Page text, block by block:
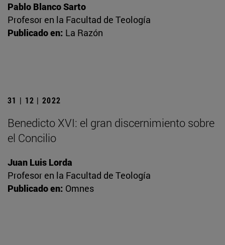
Pablo Blanco Sarto
Profesor en la Facultad de Teología
Publicado en: La Razón
31 | 12 | 2022
Benedicto XVI: el gran discernimiento sobre
el Concilio
Juan Luis Lorda
Profesor en la Facultad de Teología
Publicado en: Omnes